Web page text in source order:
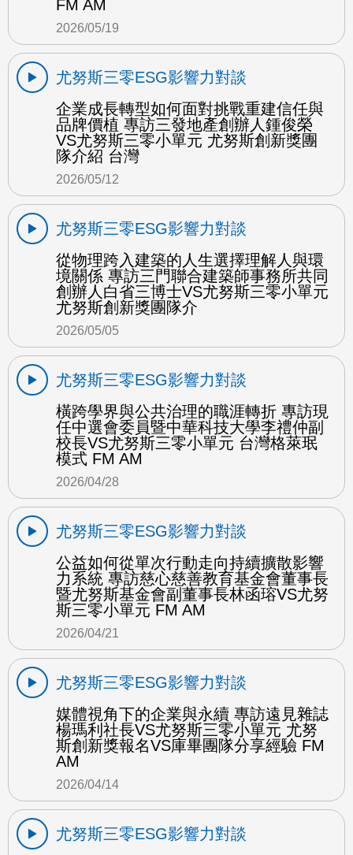
FM AM
2026/05/19
尤努斯三零ESG影響力對談
企業成長轉型如何面對挑戰重建信任與
品牌價植 專訪三發地產創辦人鍾俊榮
VS尤努斯三零小單元 尤努斯創新獎團
隊介紹 台灣
2026/05/12
尤努斯三零ESG影響力對談
從物理跨入建築的人生選擇理解人與環
境關係 專訪三門聯合建築師事務所共同
創辦人白省三博士VS尤努斯三零小單元
尤努斯創新獎團隊介
2026/05/05
尤努斯三零ESG影響力對談
橫跨學界與公共治理的職涯轉折 專訪現
任中選會委員暨中華科技大學李禮仲副
校長VS尤努斯三零小單元 台灣格萊珉
模式 FM AM
2026/04/28
尤努斯三零ESG影響力對談
公益如何從單次行動走向持續擴散影響
力系統 專訪慈心慈善教育基金會董事長
暨尤努斯基金會副董事長林函瑢VS尤努
斯三零小單元 FM AM
2026/04/21
尤努斯三零ESG影響力對談
媒體視角下的企業與永續 專訪遠見雜誌
楊瑪利社長VS尤努斯三零小單元 尤努
斯創新獎報名VS庫畢團隊分享經驗 FM
AM
2026/04/14
尤努斯三零ESG影響力對談